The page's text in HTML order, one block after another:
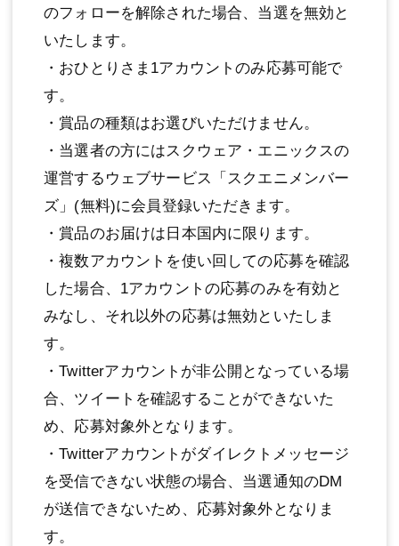
のフォローを解除された場合、当選を無効と
いたします。
・おひとりさま1アカウントのみ応募可能で
す。
・賞品の種類はお選びいただけません。
・当選者の方にはスクウェア・エニックスの
運営するウェブサービス「スクエニメンバー
ズ」(無料)に会員登録いただきます。
・賞品のお届けは日本国内に限ります。
・複数アカウントを使い回しての応募を確認
した場合、1アカウントの応募のみを有効と
みなし、それ以外の応募は無効といたしま
す。
・Twitterアカウントが非公開となっている場
合、ツイートを確認することができないた
め、応募対象外となります。
・Twitterアカウントがダイレクトメッセージ
を受信できない状態の場合、当選通知のDM
が送信できないため、応募対象外となりま
す。